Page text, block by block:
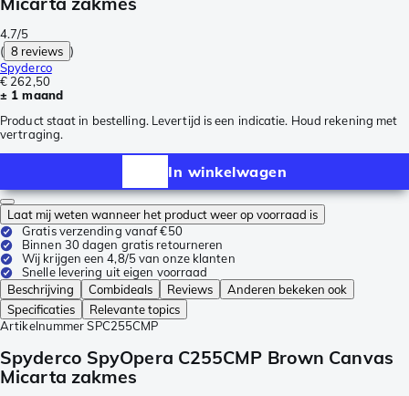
4.7/5
( 8 reviews )
Spyderco
€ 262,50
± 1 maand
Product staat in bestelling. Levertijd is een indicatie. Houd rekening met
vertraging.
In winkelwagen
Laat mij weten wanneer het product weer op voorraad is
Gratis verzending vanaf €50
Binnen 30 dagen gratis retourneren
Wij krijgen een 4,8/5 van onze klanten
Snelle levering uit eigen voorraad
Beschrijving
Combideals Reviews
Anderen bekeken ook
Specificaties
Relevante topics
Artikelnummer SPC255CMP
Spyderco SpyOpera C255CMP Brown Canvas
Micarta zakmes